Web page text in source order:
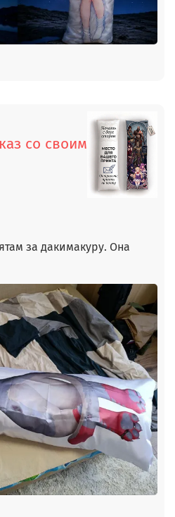
со своим
за дакимакуру. Она